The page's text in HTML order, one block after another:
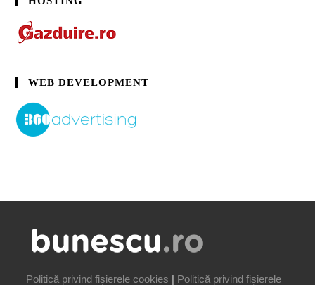
WEB DEVELOPMENT
Politică privind fișierele cookies | Politică privind fișierele